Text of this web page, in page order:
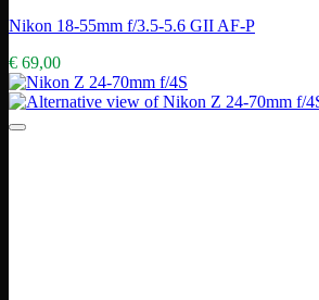
Nikon 18-55mm f/3.5-5.6 GII AF-P
€ 69,00